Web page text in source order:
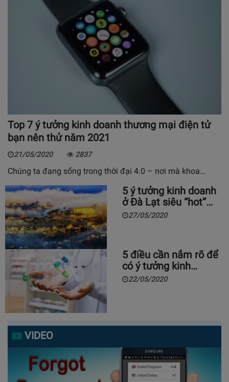
Top 7 ý tưởng kinh doanh thương mại điện tử
bạn nên thử năm 2021
21/05/2020 2837
Chúng ta đang sống trong thời đại 4.0 – nơi mà khoa…
5 ý tưởng kinh doanh
ở Đà Lạt siêu “hot”…
27/05/2020
5 điều cần nắm rõ để
có ý tưởng kinh…
22/05/2020
VIDEO